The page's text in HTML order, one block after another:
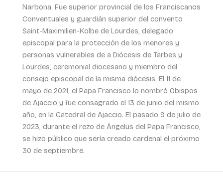
Narbona. Fue superior provincial de los Franciscanos
Conventuales y guardián superior del convento
Saint-Maximilien-Kolbe de Lourdes, delegado
episcopal para la protección de los menores y
personas vulnerables de a Diócesis de Tarbes y
Lourdes, ceremonial diocesano y miembro del
consejo episcopal de la misma diócesis. El 11 de
mayo de 2021, el Papa Francisco lo nombró Obispos
de Ajaccio y fue consagrado el 13 de junio del mismo
año, en la Catedral de Ajaccio. El pasado 9 de julio de
2023, durante el rezo de Ángelus del Papa Francisco,
se hizo público que sería creado cardenal el próximo
30 de septiembre.